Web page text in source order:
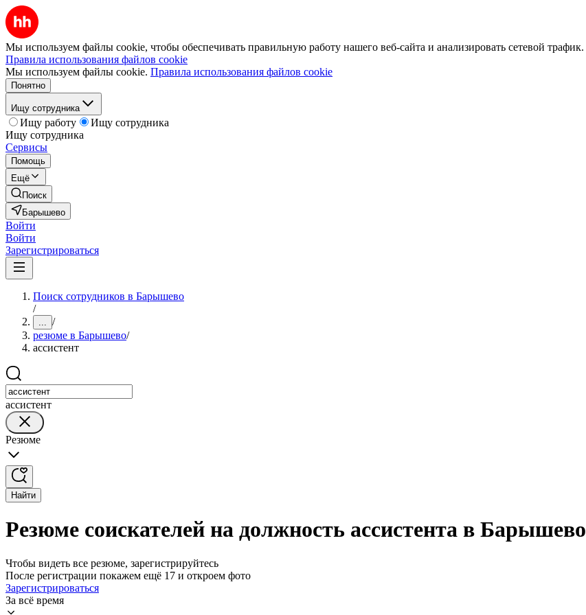
Мы используем файлы cookie, чтобы обеспечивать правильную работу нашего веб-сайта и анализировать сетевой трафик.
Правила использования файлов cookie
Мы используем файлы cookie. Правила использования файлов cookie
Понятно
Ищу сотрудника
Ищу работу
Ищу сотрудника
Ищу сотрудника
Сервисы
Помощь
Ещё
Поиск
Барышево
Войти
Войти
Зарегистрироваться
Поиск сотрудников в Барышево
/
... /
резюме в Барышево/
ассистент
ассистент
Резюме
Найти
Резюме соискателей на должность ассистента в Барышево
Чтобы видеть все резюме, зарегистрируйтесь
После регистрации покажем ещё 17 и откроем фото
Зарегистрироваться
За всё время